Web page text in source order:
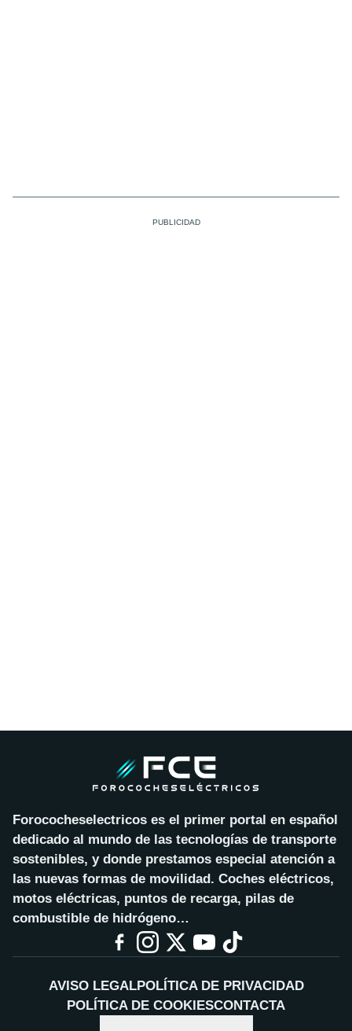
Forococheselectricos es el primer portal en español
dedicado al mundo de las tecnologías de transporte
sostenibles, y donde prestamos especial atención a
las nuevas formas de movilidad. Coches eléctricos,
motos eléctricas, puntos de recarga, pilas de
combustible de hidrógeno…
AVISO LEGALPOLÍTICA DE PRIVACIDAD
POLÍTICA DE COOKIESCONTACTA